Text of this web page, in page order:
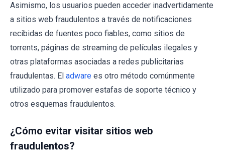
Asimismo, los usuarios pueden acceder inadvertidamente
a sitios web fraudulentos a través de notificaciones
recibidas de fuentes poco fiables, como sitios de
torrents, páginas de streaming de películas ilegales y
otras plataformas asociadas a redes publicitarias
fraudulentas. El adware es otro método comúnmente
utilizado para promover estafas de soporte técnico y
otros esquemas fraudulentos.
¿Cómo evitar visitar sitios web
fraudulentos?